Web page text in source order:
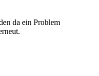
da ein Problem